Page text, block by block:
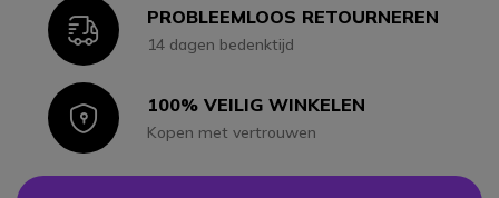
IconPROBLEEMLOOS RETOURNEREN
14 dagen bedenktijd
Icon100% VEILIG WINKELEN
Kopen met vertrouwen